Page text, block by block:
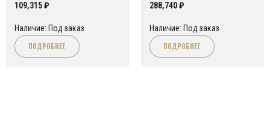
109,315₽
Наличие: Под заказ
ПОДРОБНЕЕ
288,740₽
Наличие: Под заказ
ПОДРОБНЕЕ